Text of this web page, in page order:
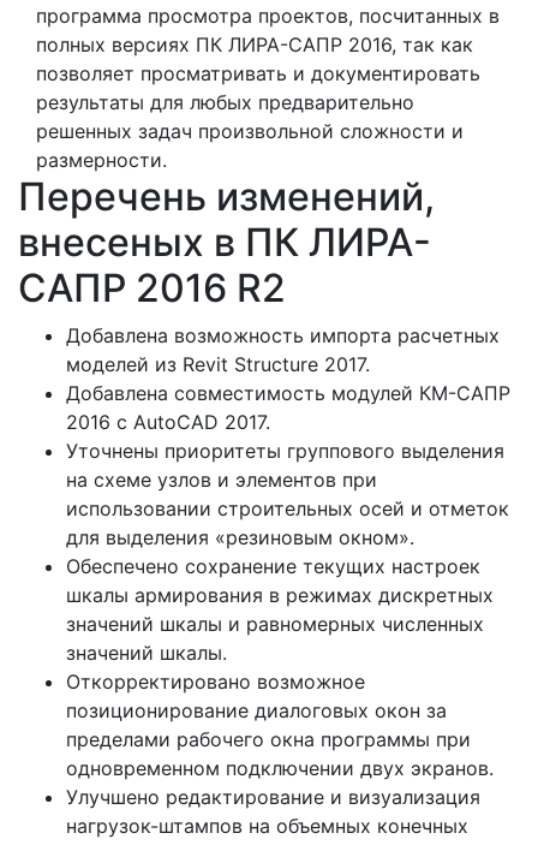
программа просмотра проектов, посчитанных в
полных версиях ПК ЛИРА-САПР 2016, так как
позволяет просматривать и документировать
результаты для любых предварительно
решенных задач произвольной сложности и
размерности.
Перечень изменений,
внесеных в ПК ЛИРА-
САПР 2016 R2
Добавлена возможность импорта расчетных
моделей из Revit Structure 2017.
Добавлена совместимость модулей КМ-САПР
2016 с AutoCAD 2017.
Уточнены приоритеты группового выделения
на схеме узлов и элементов при
использовании строительных осей и отметок
для выделения «резиновым окном».
Обеспечено сохранение текущих настроек
шкалы армирования в режимах дискретных
значений шкалы и равномерных численных
значений шкалы.
Откорректировано возможное
позиционирование диалоговых окон за
пределами рабочего окна программы при
одновременном подключении двух экранов.
Улучшено редактирование и визуализация
нагрузок-штампов на объемных конечных